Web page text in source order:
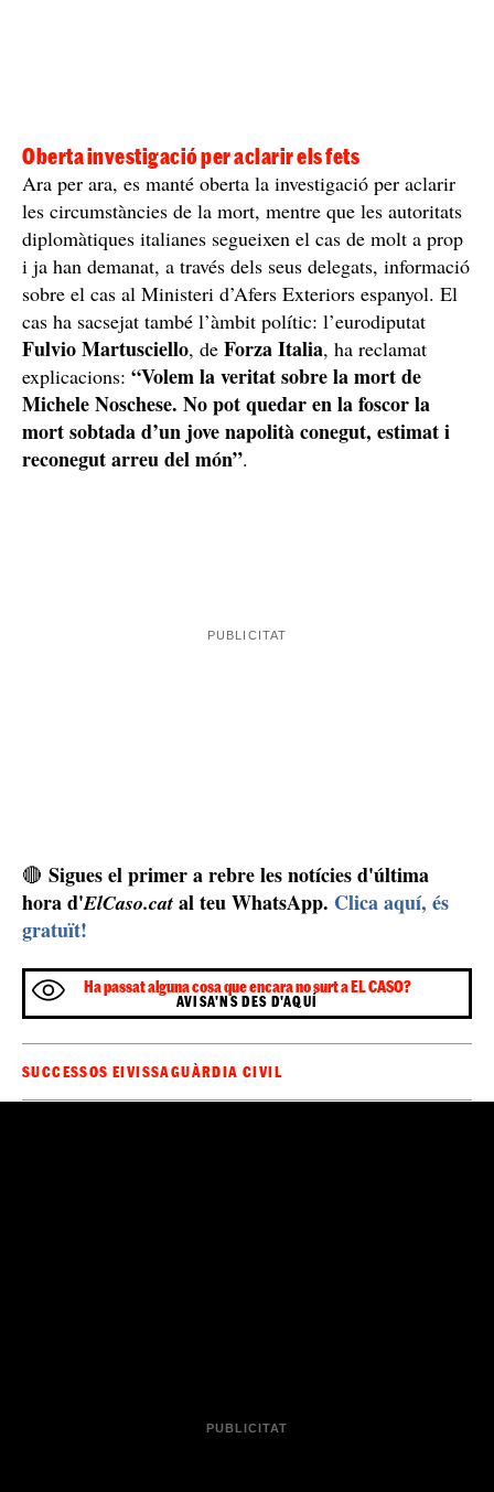
Oberta investigació per aclarir els fets
Ara per ara, es manté oberta la investigació per aclarir
les circumstàncies de la mort, mentre que les autoritats
diplomàtiques italianes segueixen el cas de molt a prop
i ja han demanat, a través dels seus delegats, informació
sobre el cas al Ministeri d’Afers Exteriors espanyol. El
cas ha sacsejat també l’àmbit polític: l’eurodiputat
FulvioMartusciello, de ForzaItalia, ha reclamat
explicacions: “Volem la veritat sobre la mort de
Michele Noschese. No pot quedar en la foscor la
mort sobtada d’un jove napolità conegut, estimat i
reconegut arreu del món”.
🔴 Sigues el primer a rebre les notícies d'última
hora d'ElCaso.cat al teu WhatsApp. Clica aquí, és
gratuït!
Ha passat alguna cosa que encara no surt a EL CASO?
AVISA'NS DES D'AQUÍ
SUCCESSOS EIVISSAGUÀRDIA CIVIL